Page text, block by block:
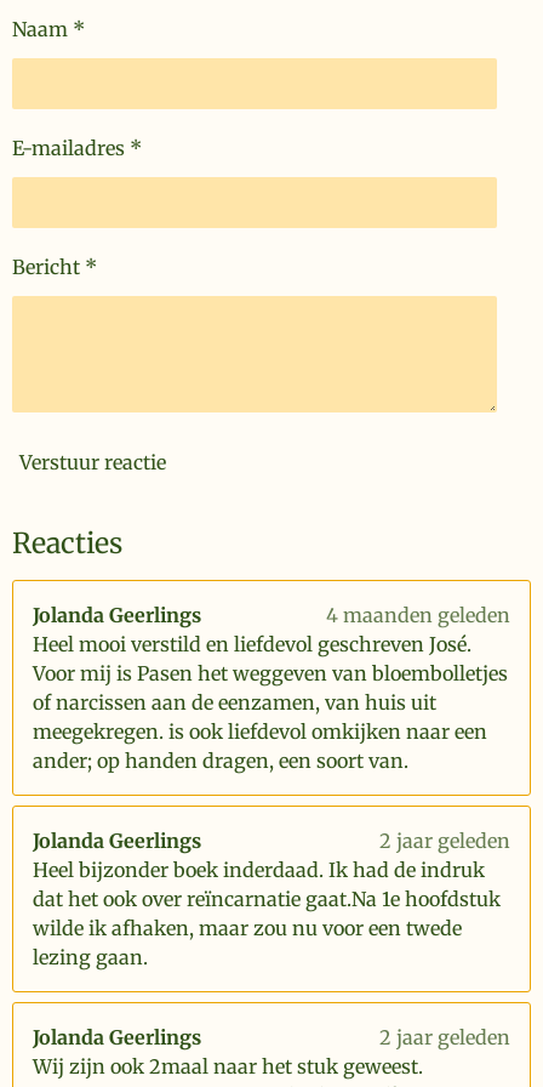
e
Naam *
E-mailadres *
Bericht *
Verstuur reactie
Reacties
Jolanda Geerlings
4 maanden geleden
Heel mooi verstild en liefdevol geschreven José.
Voor mij is Pasen het weggeven van bloembolletjes
of narcissen aan de eenzamen, van huis uit
meegekregen. is ook liefdevol omkijken naar een
ander; op handen dragen, een soort van.
Jolanda Geerlings
2 jaar geleden
Heel bijzonder boek inderdaad. Ik had de indruk
dat het ook over reïncarnatie gaat.Na 1e hoofdstuk
wilde ik afhaken, maar zou nu voor een twede
lezing gaan.
Jolanda Geerlings
2 jaar geleden
Wij zijn ook 2maal naar het stuk geweest.